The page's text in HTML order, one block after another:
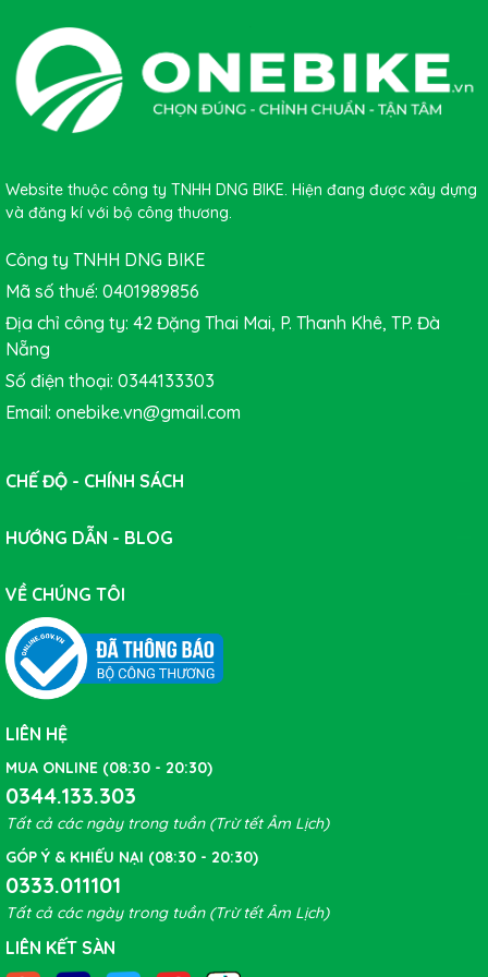
Website thuộc công ty TNHH DNG BIKE. Hiện đang được xây dựng
và đăng kí với bộ công thương.
Công ty TNHH DNG BIKE
Mã số thuế: 0401989856
Địa chỉ công ty: 42 Đặng Thai Mai, P. Thanh Khê, TP. Đà
Nẵng
Số điện thoại: 0344133303
Email: onebike.vn@gmail.com
CHẾ ĐỘ - CHÍNH SÁCH
HƯỚNG DẪN - BLOG
VỀ CHÚNG TÔI
LIÊN HỆ
MUA ONLINE (08:30 - 20:30)
0344.133.303
Tất cả các ngày trong tuần (Trừ tết Âm Lịch)
GÓP Ý & KHIẾU NẠI (08:30 - 20:30)
0333.011101
Tất cả các ngày trong tuần (Trừ tết Âm Lịch)
LIÊN KẾT SÀN